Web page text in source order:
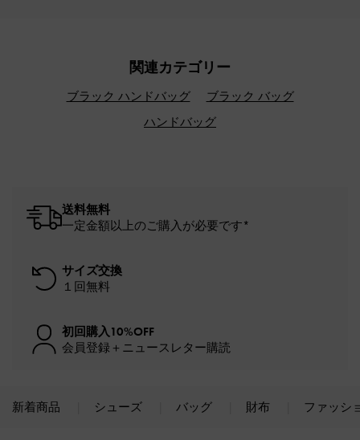
関連カテゴリー
ブラック ハンドバッグ
ブラック バッグ
ハンドバッグ
送料無料
一定金額以上のご購入が必要です*
サイズ交換
１回無料
初回購入10%OFF
会員登録＋ニュースレター購読
新着商品 シューズ バッグ 財布 ファッシ